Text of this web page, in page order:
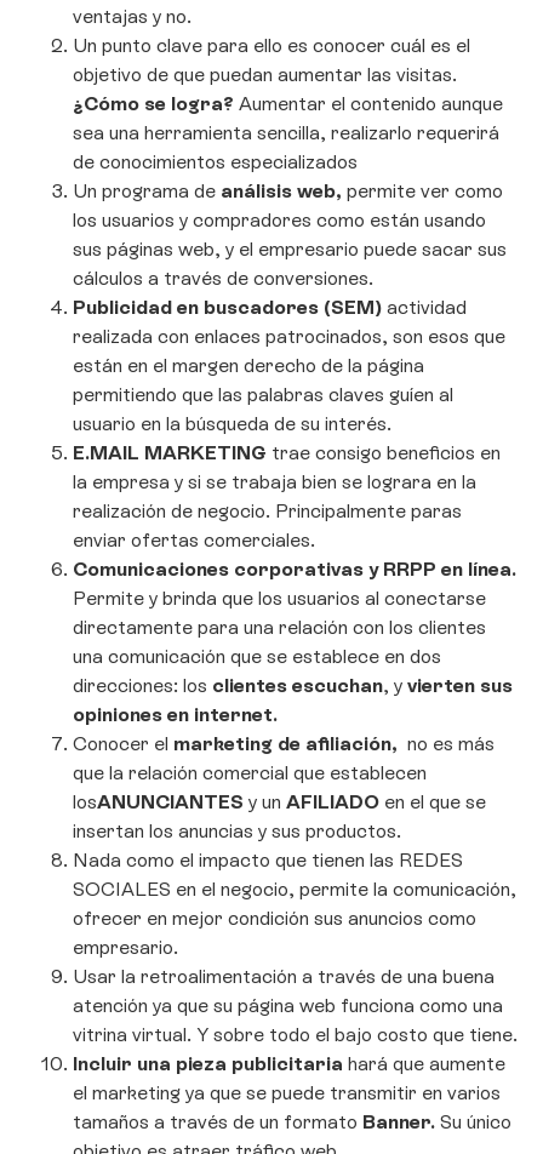
ventajas y no.
Un punto clave para ello es conocer cuál es el
objetivo de que puedan aumentar las visitas.
¿Cómo se logra? Aumentar el contenido aunque
sea una herramienta sencilla, realizarlo requerirá
de conocimientos especializados
Un programa de análisis web, permite ver como
los usuarios y compradores como están usando
sus páginas web, y el empresario puede sacar sus
cálculos a través de conversiones.
Publicidad en buscadores (SEM) actividad
realizada con enlaces patrocinados, son esos que
están en el margen derecho de la página
permitiendo que las palabras claves guíen al
usuario en la búsqueda de su interés.
E.MAIL MARKETING trae consigo beneficios en
la empresa y si se trabaja bien se lograra en la
realización de negocio. Principalmente paras
enviar ofertas comerciales.
Comunicaciones corporativas y RRPP en línea.
Permite y brinda que los usuarios al conectarse
directamente para una relación con los clientes
una comunicación que se establece en dos
direcciones: los clientes escuchan, y vierten sus
opiniones en internet.
Conocer el marketing de afiliación, no es más
que la relación comercial que establecen
losANUNCIANTES y un AFILIADO en el que se
insertan los anuncias y sus productos.
Nada como el impacto que tienen las REDES
SOCIALES en el negocio, permite la comunicación,
ofrecer en mejor condición sus anuncios como
empresario.
Usar la retroalimentación a través de una buena
atención ya que su página web funciona como una
vitrina virtual. Y sobre todo el bajo costo que tiene.
Incluir una pieza publicitaria hará que aumente
el marketing ya que se puede transmitir en varios
tamaños a través de un formato Banner. Su único